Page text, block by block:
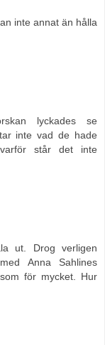
inte annat än hålla
lyckades se
inte vad de hade
står det inte
ut. Drog verligen
Anna Sahlines
för mycket. Hur